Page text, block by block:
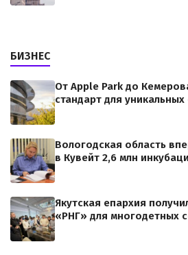
БИЗНЕС
От Apple Park до
стандарт для
Вологодская область
в Кувейт 2,6 млн
Якутская епархия
«РНГ» для многодетных